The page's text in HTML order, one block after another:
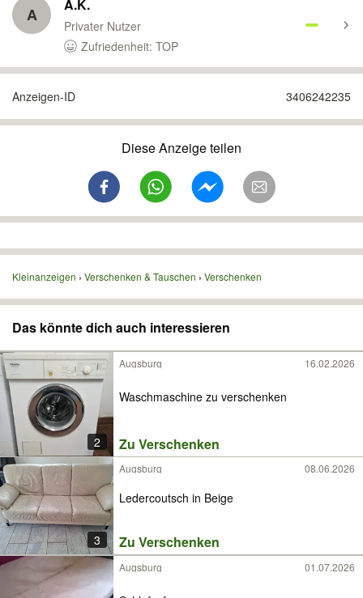
A A.K.
Privater Nutzer
Zufriedenheit: TOP
Anzeigen-ID 3406242235
Diese Anzeige teilen
Kleinanzeigen Verschenken & Tauschen Verschenken
Das könnte dich auch interessieren
2
Augsburg 16.02.2026
Waschmaschine zu verschenken
Zu Verschenken
3
Augsburg 08.06.2026
Ledercoutsch in Beige
Zu Verschenken
Augsburg 01.07.2026